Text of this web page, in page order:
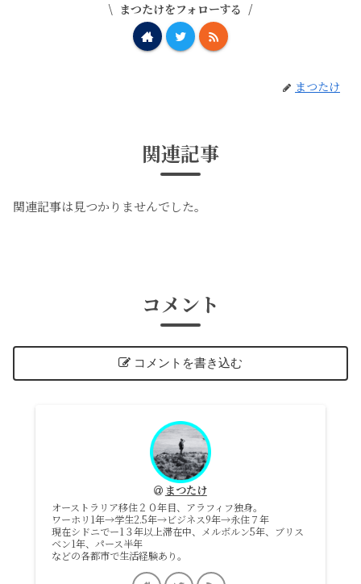
まつたけをフォローする
まつたけ
関連記事
関連記事は見つかりませんでした。
コメント
コメントを書き込む
まつたけ
オーストラリア移住２０年目、アラフィフ独身。
ワーホリ1年→学生2.5年→ビジネス9年→永住７年
現在シドニでー1３年以上滞在中、メルボルン5年、ブリス
ベン1年、パース半年
などの各都市で生活経験あり。